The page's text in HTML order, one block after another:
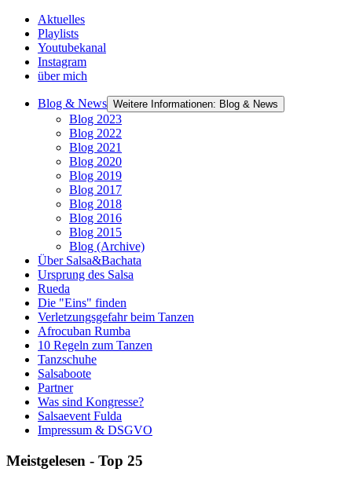
Aktuelles
Playlists
Youtubekanal
Instagram
über mich
Blog & News Weitere Informationen: Blog & News
Blog 2023
Blog 2022
Blog 2021
Blog 2020
Blog 2019
Blog 2017
Blog 2018
Blog 2016
Blog 2015
Blog (Archive)
Über Salsa&Bachata
Ursprung des Salsa
Rueda
Die "Eins" finden
Verletzungsgefahr beim Tanzen
Afrocuban Rumba
10 Regeln zum Tanzen
Tanzschuhe
Salsaboote
Partner
Was sind Kongresse?
Salsaevent Fulda
Impressum & DSGVO
Meistgelesen - Top 25